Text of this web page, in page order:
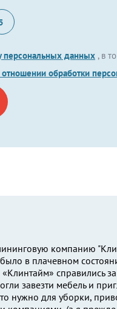
персональных данных , в
отношении обработки
компанию
было в плачевном
«Клинтайм»
завезти мебель и
нужно для уборки,